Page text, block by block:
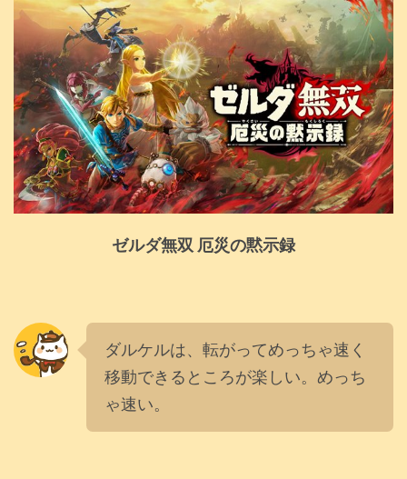
ゼルダ無双 厄災の黙示録
ダルケルは、転がってめっちゃ速く
移動できるところが楽しい。めっち
ゃ速い。